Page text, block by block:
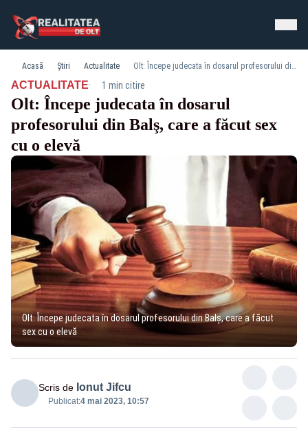
Acasă Știri Actualitate Olt: Începe judecata în dosarul profesorului din Balş, care a făcut sex cu o elevă
ACTUALITATE· 1 min citire
Olt: Începe judecata în dosarul
profesorului din Balş, care a făcut sex
cu o elevă
Olt: Începe judecata în dosarul profesorului din Balş, care a făcut
sex cu o elevă
Scris de Ionut Jifcu
Publicat:4 mai 2023, 10:57